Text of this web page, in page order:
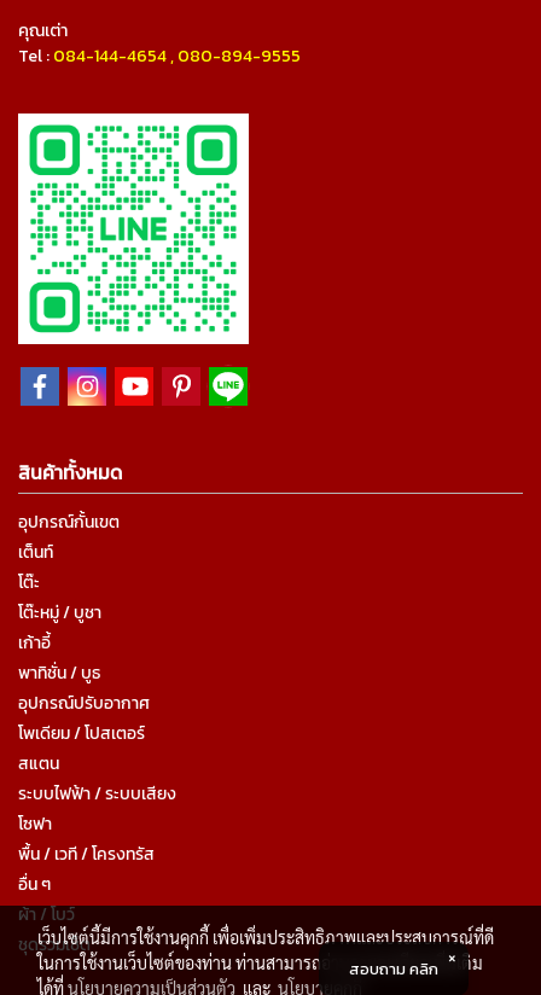
คุณเต่า
Tel :084-144-4654,080-894-9555
สินค้าทั้งหมด
อุปกรณ์กั้นเขต
เต็นท์
โต๊ะ
โต๊ะหมู่ / บูชา
เก้าอี้
พาทิชั่น / บูธ
อุปกรณ์ปรับอากาศ
โพเดียม / โปสเตอร์
สแตน
ระบบไฟฟ้า / ระบบเสียง
โซฟา
พื้น / เวที / โครงทรัส
อื่น ๆ
ผ้า / โบว์
ชุดรวมเซ็ต
เว็บไซต์นี้มีการใช้งานคุกกี้ เพื่อเพิ่มประสิทธิภาพและประสบการณ์ที่ดี
ในการใช้งานเว็บไซต์ของท่าน ท่านสามารถอ่านรายละเอียดเพิ่มเติม
ได้ที่นโยบายความเป็นส่วนตัว และ นโยบายคุกกี้
สอบถาม คลิก